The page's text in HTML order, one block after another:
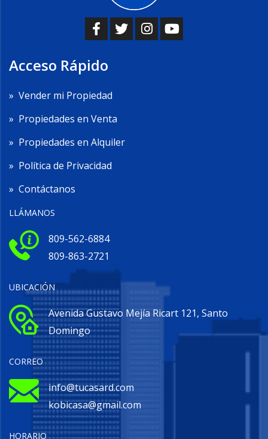
Acceso Rápido
» Vender mi Propiedad
» Propiedades en Venta
» Propiedades en Alquiler
» Política de Privacidad
» Contáctanos
LLÁMANOS
809-562-6884
809-863-2721
UBICACIÓN
Avenida Gustavo Mejía Ricart 121, Santo
Domingo
CORREO
info@tucasard.com
kobicasa@gmail.com
HORARIO